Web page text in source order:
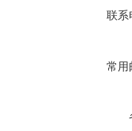
联系
常用